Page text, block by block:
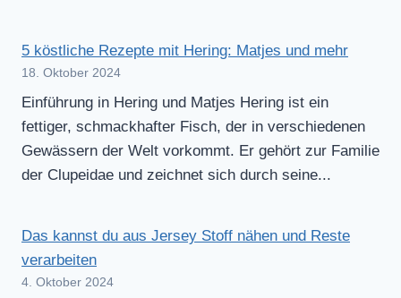
5 köstliche Rezepte mit Hering: Matjes und mehr
18. Oktober 2024
Einführung in Hering und Matjes Hering ist ein
fettiger, schmackhafter Fisch, der in verschiedenen
Gewässern der Welt vorkommt. Er gehört zur Familie
der Clupeidae und zeichnet sich durch seine...
Das kannst du aus Jersey Stoff nähen und Reste
verarbeiten
4. Oktober 2024